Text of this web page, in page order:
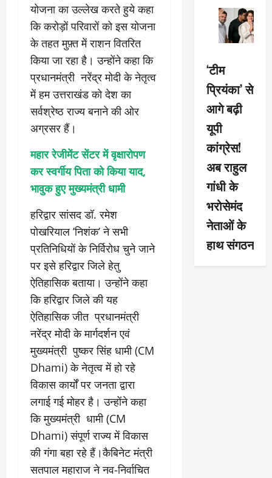
योजना का उल्लेख करते हुये कहा
कि करोड़ों परिवारों को इस योजना
के तहत मुफ़्त में राशन वितरित
किया जा रहा है। उन्होंने कहा कि
प्रधानमंत्री नरेंद्र मोदी के नेतृत्व
में हम उत्तराखंड को देश का
सर्वश्रेष्ठ राज्य बनाने की ओर
अग्रसर हैं।
महार रेजीमेंट सेंटर में वृक्षारोपण
कर स्वर्गीय पिता को किया याद,
भावुक हुए मुख्यमंत्री धामी
हरिद्वार सांसद डॉ. रमेश
पोखरियाल ’निशंक’ ने सभी
प्रतिनिधियों के निर्विरोध चुने जाने
पर इसे हरिद्वार जिले हेतु
ऐतिहासिक बताया। उन्होंने कहा
कि हरिद्वार जिले की यह
ऐतिहासिक जीत प्रधानमंत्री
नरेंद्र मोदी के मार्गदर्शन एवं
मुख्यमंत्री पुष्कर सिंह धामी (CM
Dhami) के नेतृत्व में हो रहे
विकास कार्यों पर जनता द्वारा
लगाई गई मोहर है। उन्होंने कहा
कि मुख्यमंत्री धामी (CM
Dhami) संपूर्ण राज्य में विकास
की गंगा बहा रहे हैं।कैबिनेट मंत्री
सतपाल महाराज ने नव-निर्वाचित
‘टीम
प्रियंका’ से
आगे बढ़ी
यूपी
कांग्रेस!
अब राहुल
गांधी के
भरोसेमंद
नेताओं के
हाथ संगठन